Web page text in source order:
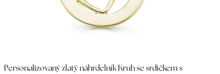
Personalizovaný zlatý náhrdelník Kruh se srdíčkem s